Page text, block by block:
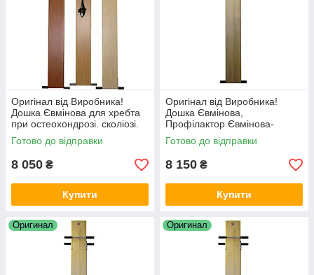
Оригінал від Виробника!
Дошка Євмінова для хребта
при остеохондрозі. сколіозі.
грижах міжхребцевих дисків
Готово до відправки
8 050 ₴
Купити
Оригінал від Виробника!
Дошка Євмінова,
Профілактор Євмінова-
спецзамовлення при зрості
вище 194 см світлого кольору
Готово до відправки
8 150 ₴
Купити
Оригинал Оригинал